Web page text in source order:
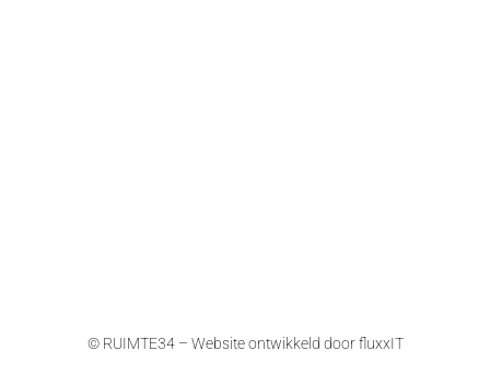
© RUIMTE34 – Website ontwikkeld door fluxxIT